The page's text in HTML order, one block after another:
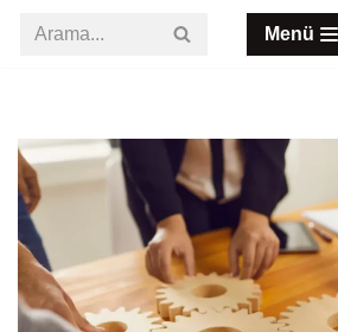
Menü